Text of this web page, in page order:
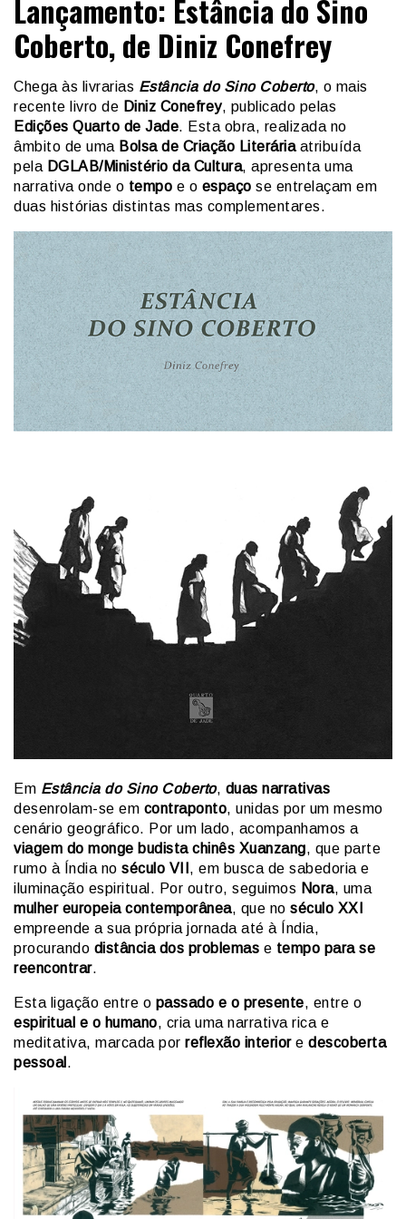
Lançamento: Estância do Sino
Coberto, de Diniz Conefrey
Chega às livrarias Estância do Sino Coberto, o mais
recente livro de Diniz Conefrey, publicado pelas
Edições Quarto de Jade. Esta obra, realizada no
âmbito de uma Bolsa de Criação Literáriaatribuída
pela DGLAB/Ministério da Cultura, apresenta uma
narrativa onde o tempo e o espaço se entrelaçam em
duas histórias distintas mas complementares.
Em Estância do Sino Coberto, duas narrativas
desenrolam-se em contraponto, unidas por um mesmo
cenário geográfico. Por um lado, acompanhamos a
viagem do monge budista chinês Xuanzang, que parte
rumo à Índia no século VII , em busca de sabedoria e
iluminação espiritual. Por outro, seguimos Nora, uma
mulher europeia contemporânea, que no século XXI
empreende a sua própria jornada até à Índia,
procurando distância dos problemas e tempo para se
reencontrar.
Esta ligação entre o passado e o presente, entre o
espiritual e o humano, cria uma narrativa rica e
meditativa, marcada por reflexão interiore descoberta
pessoal .